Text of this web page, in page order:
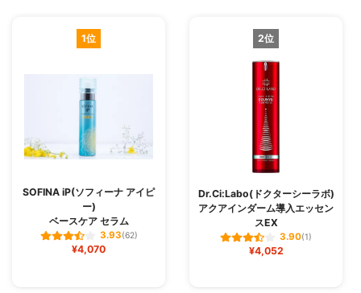
1位
SOFINA iP(ソフィーナ アイピ
ー)
ベースケア セラム
3.93(62)
¥4,070
2位
Dr.Ci:Labo(ドクターシーラボ)
アクアインダーム導入エッセン
スEX
3.90(1)
¥4,052